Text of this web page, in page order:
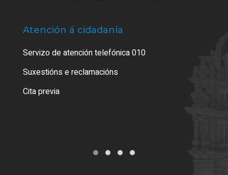
Atención á cidadanía
Servizo de atención telefónica 010
Suxestións e reclamacións
Cita previa